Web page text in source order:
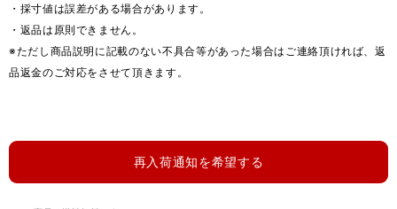
・採寸値は誤差がある場合があります。
・返品は原則できません。
※ただし商品説明に記載のない不具合等があった場合はご連絡頂ければ、返
品返金のご対応をさせて頂きます。
再入荷通知を希望する